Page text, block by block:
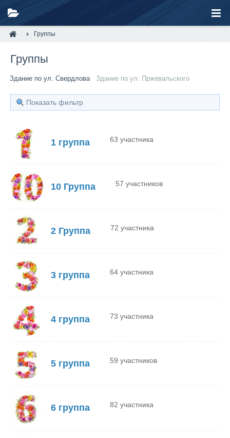
Группы
Группы
Здание по ул. Свердлова Здание по ул. Пржевальского
Показать фильтр
1 группа 63 участника
10 Группа 57 участников
2 Группа 72 участника
3 группа 64 участника
4 группа 73 участника
5 группа 59 участников
6 группа 82 участника